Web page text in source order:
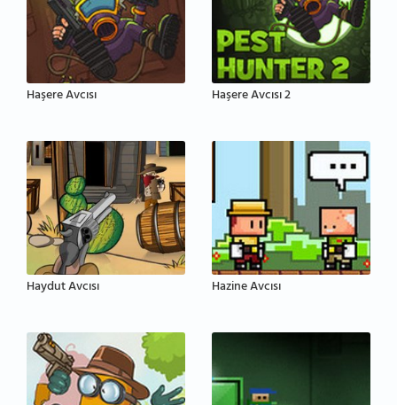
Haşere Avcısı Haşere Avcısı 2
Haydut Avcısı Hazine Avcısı